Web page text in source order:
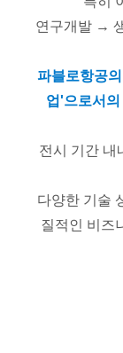
연구개발 →
파블로항공
업'으로서
전시 기간 내
다양한 기술
질적인 비즈